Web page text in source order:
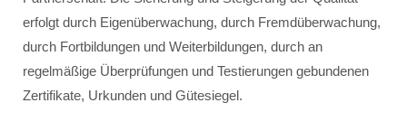
erfolgt durch Eigenüberwachung, durch Fremdüberwachung,
durch Fortbildungen und Weiterbildungen, durch an
regelmäßige Überprüfungen und Testierungen gebundenen
Zertifikate, Urkunden und Gütesiegel.